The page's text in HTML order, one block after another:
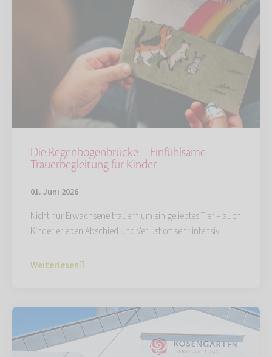
Die Regenbogenbrücke – Einfühlsame
Trauerbegleitung für Kinder
01. Juni 2026
Nicht nur Erwachsene trauern um ein geliebtes Tier – auch
Kinder erleben Abschied und Verlust oft sehr intensiv.
Weiterlesen